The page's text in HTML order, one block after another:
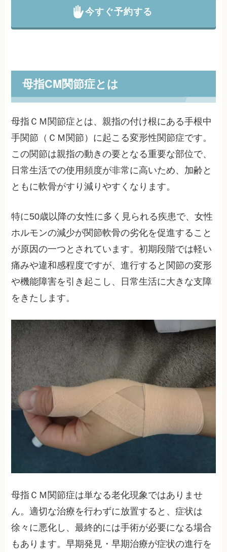
今すぐ予約する
母指CM関節症とは
母指ＣＭ関節症とは、親指の付け根にある手根中
手関節（ＣＭ関節）に起こる変形性関節症です。
この関節は親指の動きの要となる重要な部位で、
日常生活での使用頻度が非常に高いため、加齢と
ともに軟骨がすり減りやすくなります。
特に50歳以降の女性に多く見られる疾患で、女性
ホルモンの減少が関節軟骨の劣化を促進すること
が原因の一つとされています。初期段階では軽い
痛みや違和感程度ですが、進行すると関節の変形
や機能障害を引き起こし、日常生活に大きな支障
をきたします。
母指ＣＭ関節症は単なる老化現象ではありませ
ん。適切な治療を行わずに放置すると、症状は
徐々に悪化し、最終的には手術が必要になる場合
もあります。早期発見・早期治療が症状の進行を